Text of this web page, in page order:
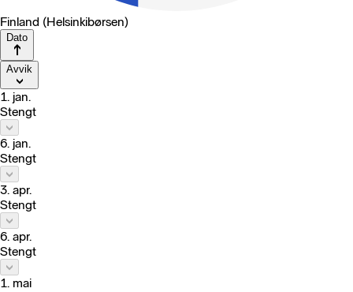
Finland (Helsinkibørsen)
Dato
Avvik
1. jan.
Stengt
6. jan.
Stengt
3. apr.
Stengt
6. apr.
Stengt
1. mai